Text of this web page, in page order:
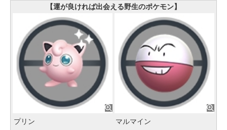
【運が良ければ出会える野生のポケモン】
プリン マルマイン